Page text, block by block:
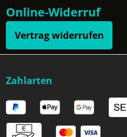
Online-Widerruf
Vertrag widerrufen
Zahlarten